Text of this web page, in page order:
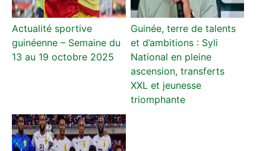
Actualité sportive
guinéenne – Semaine du
13 au 19 octobre 2025
Guinée, terre de talents
et d’ambitions : Syli
National en pleine
ascension, transferts
XXL et jeunesse
triomphante